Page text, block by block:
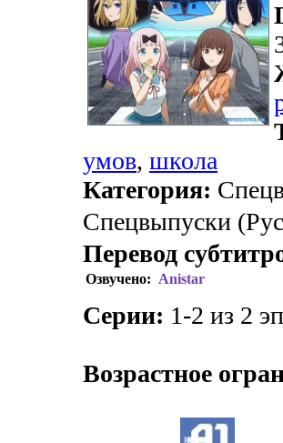
умов, школа
Категория:
Спецвыпуски
Перевод
Озвучено: Anistar
Серии: 1-2 из 2
Возрастное